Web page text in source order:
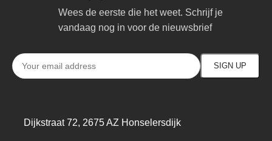
Wees de eerste die het weet. Schrijf je
vandaag nog in voor de nieuwsbrief
Dijkstraat 72, 2675 AZ Honselersdijk